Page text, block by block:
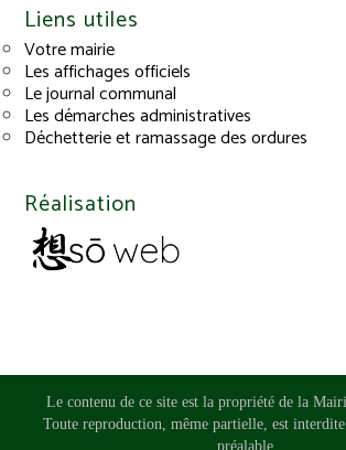
Liens utiles
Votre mairie
Les affichages officiels
Le journal communal
Les démarches administratives
Déchetterie et ramassage des ordures
Réalisation
Le contenu de ce site est la propriété de la
Toute reproduction, même partielle, est interdite
préalable.